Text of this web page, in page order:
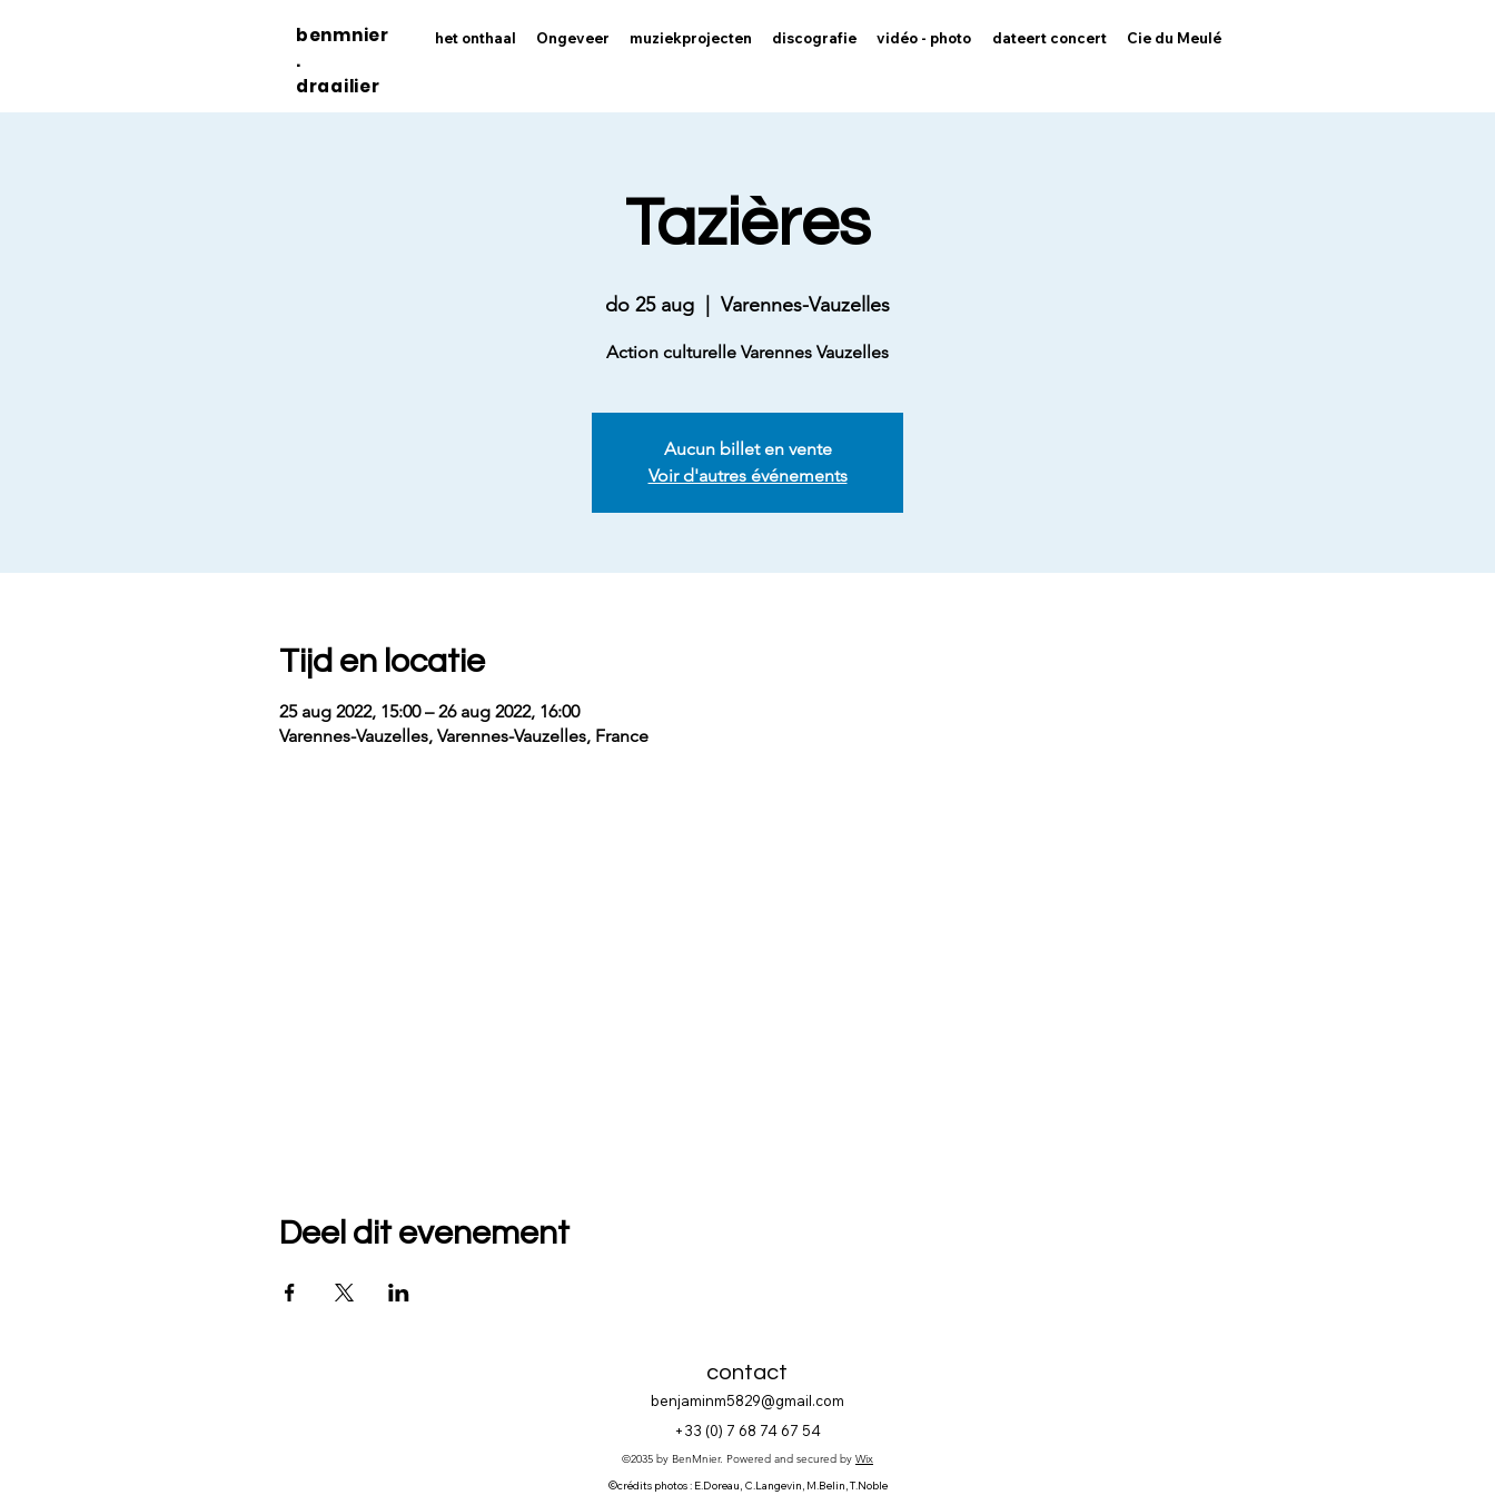
benmnier
.
draailier
het onthaal Ongeveer muziekprojecten discografie vidéo - photo dateert concert Cie du Meulé
Tazières
do 25 aug Varennes-Vauzelles
Action culturelle Varennes Vauzelles
Aucun billet en vente
Voir d'autres événements
Tijd en locatie
25 aug 2022, 15:00 – 26 aug 2022, 16:00
Varennes-Vauzelles, Varennes-Vauzelles, France
Deel dit evenement
contact
benjaminm5829@gmail.com
+33 (0) 7 68 74 67 54
©2035 by BenMnier. Powered and secured by Wix
©crédits photos : E.Doreau, C.Langevin, M.Belin, T.Noble